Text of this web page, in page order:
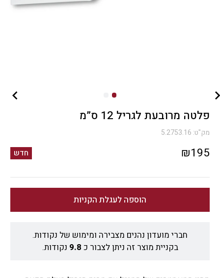
פלטה מרובעת לגריל 12 ס”מ
מק"ט: 5.2753.16
₪195 חדש
הוספה לעגלת הקניות
חברי מועדון נהנים מצבירה ומימוש של נקודות.
בקניית מוצר זה ניתן לצבור כ 9.8 נקודות.